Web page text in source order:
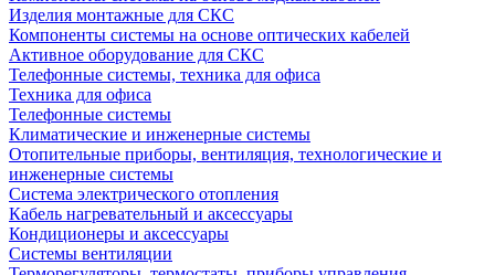
Изделия монтажные для СКС
Компоненты системы на основе оптических кабелей
Активное оборудование для СКС
Телефонные системы, техника для офиса
Техника для офиса
Телефонные системы
Климатические и инженерные системы
Отопительные приборы, вентиляция, технологические и
инженерные системы
Система электрического отопления
Кабель нагревательный и аксессуары
Кондиционеры и аксессуары
Системы вентиляции